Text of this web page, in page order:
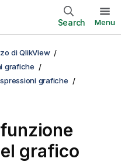
Search Menu
di QlikView
grafiche
grafiche
grafico